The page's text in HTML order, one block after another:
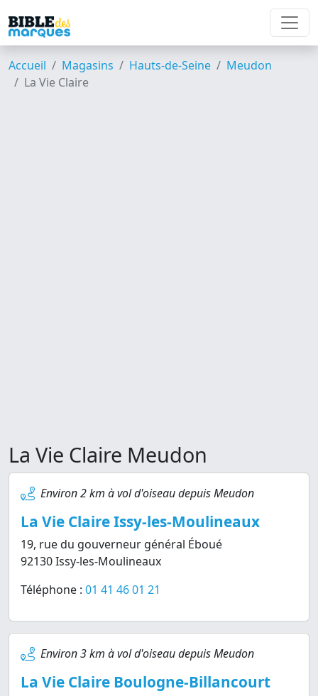
Accueil Magasins Hauts-de-Seine
Meudon
La Vie Claire
La Vie Claire Meudon
Environ 2 km à vol d'oiseau depuis Meudon
La Vie Claire Issy-les-Moulineaux
19, rue du gouverneur général Éboué
92130 Issy-les-Moulineaux
Téléphone : 01 41 46 01 21
Environ 3 km à vol d'oiseau depuis Meudon
La Vie Claire Boulogne-Billancourt